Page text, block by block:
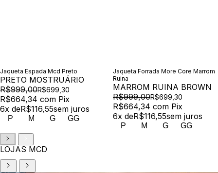
Jaqueta Espada Mcd Preto
PRETO MOSTRUÁRIO
R$999,00R$699,30
R$664,34 com Pix
6x deR$116,55sem juros
P M G GG
Jaqueta Forrada More Core Marrom
Ruina
MARROM RUINA BROWN
R$999,00R$699,30
R$664,34 com Pix
6x deR$116,55sem juros
P M G GG
LOJAS MCD